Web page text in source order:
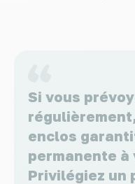
Si vous
enclos
permanente à
Privilégiez un